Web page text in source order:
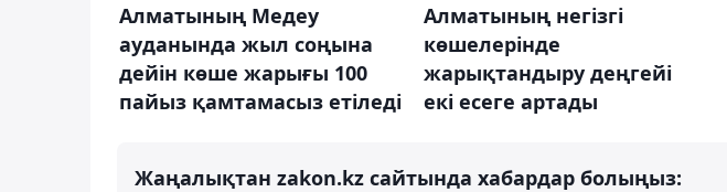
Алматының Медеу
ауданында жыл соңына
дейін көше жарығы 100
пайыз қамтамасыз етіледі
Алматының негізгі
көшелерінде
жарықтандыру деңгейі
екі есеге артады
Жаңалықтан zakon.kz сайтында хабардар болыңыз: